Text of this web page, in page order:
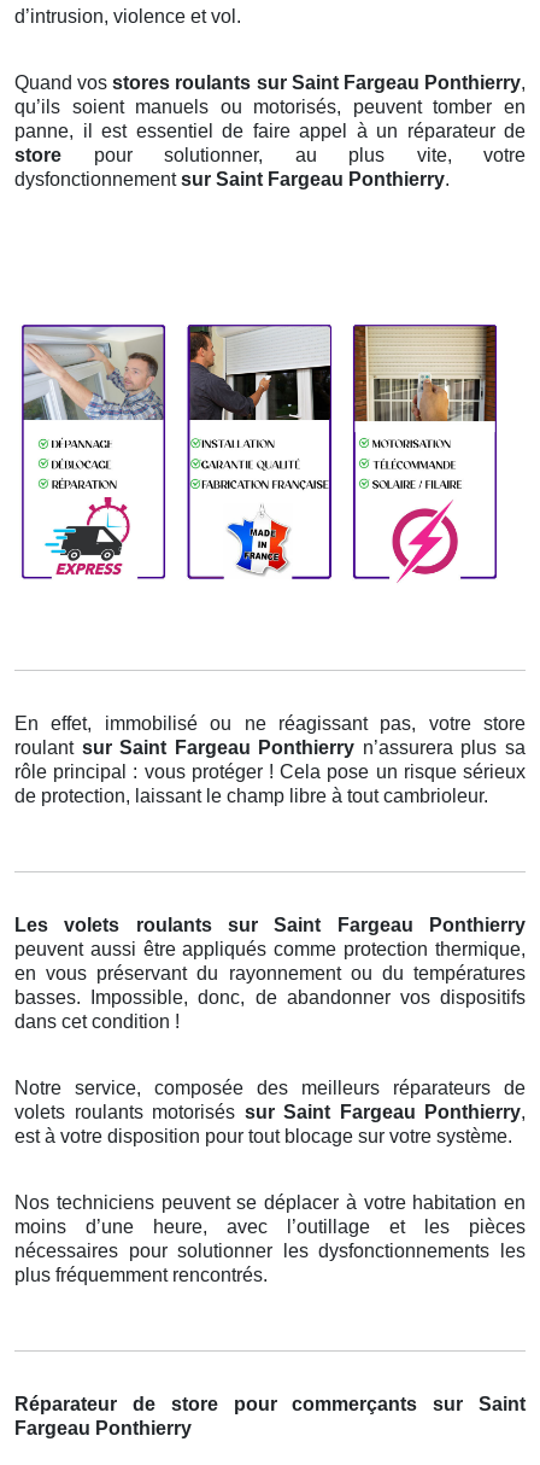
d’intrusion, violence et vol.
Quand vosstores roulants sur Saint Fargeau Ponthierry,
qu’ils soient manuels ou motorisés, peuvent tomber en
panne, il est essentiel de faire appel à un réparateur de
store pour solutionner, au plus vite, votre
dysfonctionnementsur Saint Fargeau Ponthierry.
En effet, immobilisé ou ne réagissant pas, votre store
roulant sur Saint Fargeau Ponthierry n’assurera plus sa
rôle principal : vous protéger ! Cela pose un risque sérieux
de protection, laissant le champ libre à tout cambrioleur.
Les volets roulants
sur Saint Fargeau Ponthierry
peuvent aussi être appliqués comme protection thermique,
en vous préservant du rayonnement ou du températures
basses. Impossible, donc, de abandonner vos dispositifs
dans cet condition !
Notre service, composée des meilleurs réparateurs de
volets roulants motorisés sur Saint Fargeau Ponthierry,
est à votre disposition pour tout blocage sur votre système.
Nos techniciens peuvent se déplacer à votre habitation en
moins d’une heure, avec l’outillage et les pièces
nécessaires pour solutionner les dysfonctionnements les
plus fréquemment rencontrés.
Réparateur de store pour commerçants sur Saint
Fargeau Ponthierry